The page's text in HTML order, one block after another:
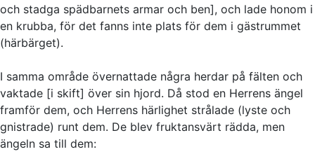
och stadga spädbarnets armar och ben], och lade honom i
en krubba, för det fanns inte plats för dem i gästrummet
(härbärget).
I samma område övernattade några herdar på fälten och
vaktade [i skift] över sin hjord. Då stod en Herrens ängel
framför dem, och Herrens härlighet strålade (lyste och
gnistrade) runt dem. De blev fruktansvärt rädda, men
ängeln sa till dem: